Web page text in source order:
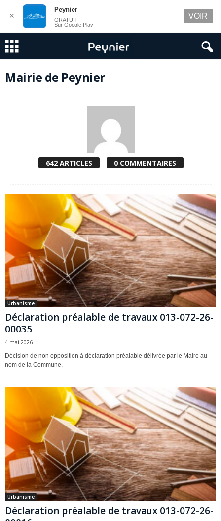
Mairie de Peynier
642 ARTICLES 0 COMMENTAIRES
Urbanisme
Déclaration préalable de travaux 013-072-26-
00035
4 mai 2026
Décision de non opposition à déclaration préalable délivrée par le Maire au
nom de la Commune.
Urbanisme
Déclaration préalable de travaux 013-072-26-
✕
Peynier
GRATUIT
Sur Google Play
VOIR